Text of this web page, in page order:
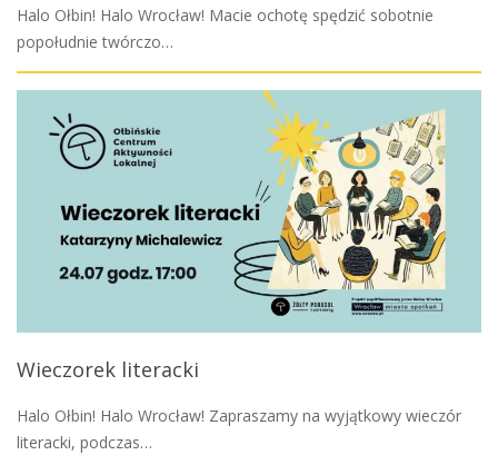
Halo Ołbin! Halo Wrocław! Macie ochotę spędzić sobotnie
popołudnie twórczo…
Wieczorek literacki
Halo Ołbin! Halo Wrocław! Zapraszamy na wyjątkowy wieczór
literacki, podczas…